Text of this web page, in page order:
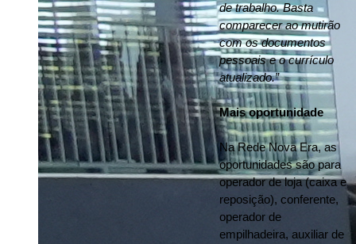
de trabalho. Basta
comparecer ao mutirão
com os documentos
pessoais e o currículo
atualizado.”
Mais oportunidade
Na Rede Nova Era, as
oportunidades são para
operador de loja (caixa e
reposição), conferente,
operador de
empilhadeira, auxiliar de